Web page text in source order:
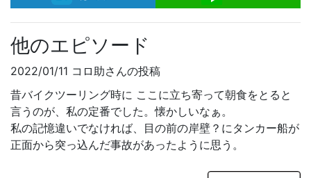
他のエピソード
2022/01/11 コロ助さんの投稿
昔バイクツーリング時に ここに立ち寄って朝食をとると
言うのが、私の定番でした。懐かしいなぁ。
私の記憶違いでなければ、目の前の岸壁？にタンカー船が
正面から突っ込んだ事故があったように思う。